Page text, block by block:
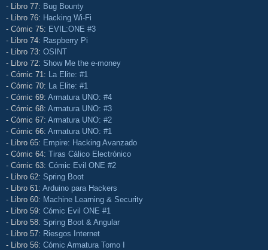
- Libro 77: Bug Bounty
- Libro 76: Hacking Wi-Fi
- Cómic 75: EVIL:ONE #3
- Libro 74: Raspberry Pi
- Libro 73: OSINT
- Libro 72: Show Me the e-money
- Cómic 71: La Elite: #1
- Cómic 70: La Elite: #1
- Cómic 69: Armatura UNO: #4
- Cómic 68: Armatura UNO: #3
- Cómic 67: Armatura UNO: #2
- Cómic 66: Armatura UNO: #1
- Libro 65: Empire: Hacking Avanzado
- Cómic 64: Tiras Cálico Electrónico
- Cómic 63: Cómic Evil ONE #2
- Libro 62: Spring Boot
- Libro 61: Arduino para Hackers
- Libro 60: Machine Learning & Security
- Libro 59: Cómic Evil ONE #1
- Libro 58: Spring Boot & Angular
- Libro 57: Riesgos Internet
- Libro 56: Cómic Armatura Tomo I